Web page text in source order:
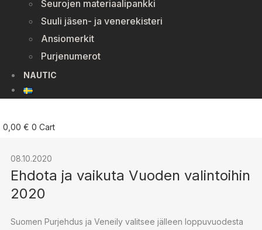
Seurojen materiaalipankki
Suuli jäsen- ja venerekisteri
Ansiomerkit
Purjenumerot
NAUTIC
0,00 € 0 Cart
08.10.2020
Ehdota ja vaikuta Vuoden valintoihin
2020
Suomen Purjehdus ja Veneily valitsee jälleen loppuvuodesta